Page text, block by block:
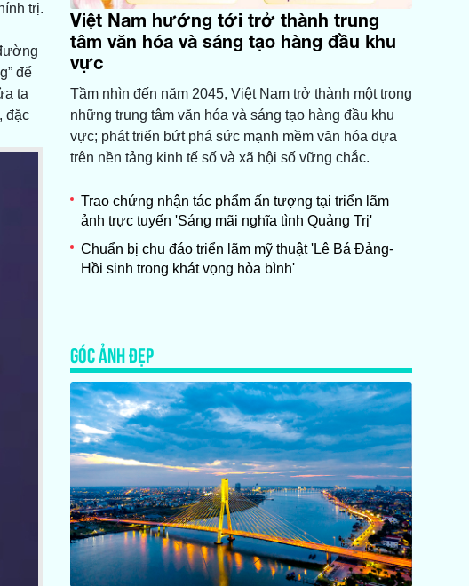
trị.
để
ta
đặc
Việt Nam hướng tới trở thành trung
tâm văn hóa và sáng tạo hàng đầu khu
vực
Tầm nhìn đến năm 2045, Việt Nam trở thành một trong
những trung tâm văn hóa và sáng tạo hàng đầu khu
vực; phát triển bứt phá sức mạnh mềm văn hóa dựa
trên nền tảng kinh tế số và xã hội số vững chắc.
Trao chứng nhận tác phẩm ấn tượng tại triển lãm
ảnh trực tuyến 'Sáng mãi nghĩa tình Quảng Trị'
Chuẩn bị chu đáo triển lãm mỹ thuật 'Lê Bá Đảng-
Hồi sinh trong khát vọng hòa bình'
GÓC ẢNH ĐẸP